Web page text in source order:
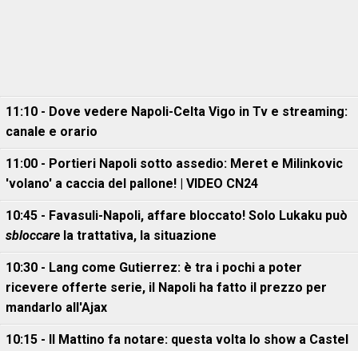
11:10 - Dove vedere Napoli-Celta Vigo in Tv e streaming:
canale e orario
11:00 - Portieri Napoli sotto assedio: Meret e Milinkovic
'volano' a caccia del pallone! | VIDEO CN24
10:45 - Favasuli-Napoli, affare bloccato! Solo Lukaku può
sbloccare la trattativa, la situazione
10:30 - Lang come Gutierrez: è tra i pochi a poter
ricevere offerte serie, il Napoli ha fatto il prezzo per
mandarlo all'Ajax
10:15 - Il Mattino fa notare: questa volta lo show a Castel